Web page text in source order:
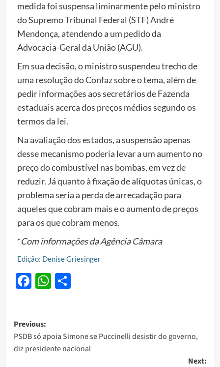
medida foi suspensa liminarmente pelo ministro
do Supremo Tribunal Federal (STF) André
Mendonça, atendendo a um pedido da
Advocacia-Geral da União (AGU).
Em sua decisão, o ministro suspendeu trecho de
uma resolução do Confaz sobre o tema, além de
pedir informações aos secretários de Fazenda
estaduais acerca dos preços médios segundo os
termos da lei.
Na avaliação dos estados, a suspensão apenas
desse mecanismo poderia levar a um aumento no
preço do combustível nas bombas, em vez de
reduzir. Já quanto à fixação de alíquotas únicas, o
problema seria a perda de arrecadação para
aqueles que cobram mais e o aumento de preços
para os que cobram menos.
*Com informações da Agência Câmara
Edição: Denise Griesinger
Facebook
WhatsApp
Share
Post
navigation
Previous:
PSDB só apoia Simone se Puccinelli desistir do governo,
diz presidente nacional
Next: